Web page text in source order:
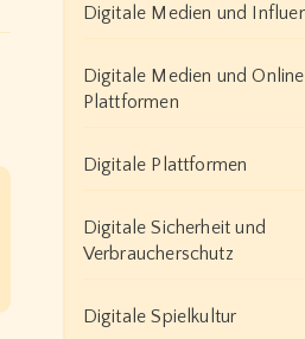
Digitale Medien und
Digitale Medien und
Plattformen
Digitale Plattformen
Digitale Sicherheit und
Verbraucherschutz
Digitale Spielkultur